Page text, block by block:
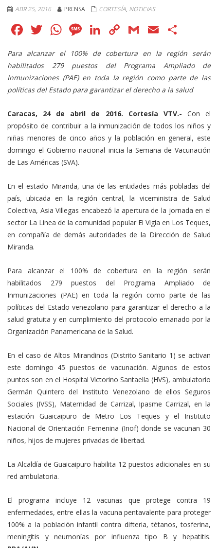
ABR 25, 2016 PRENSA CORTESÍA, NOTICIAS
Facebook
Twitter
WhatsApp
Message
LinkedIn
CopyGmailEmail
Para alcanzar el 100% de cobertura en la región serán
habilitados 279 puestos del Programa Ampliado de
Inmunizaciones (PAE) en toda la región como parte de las
políticas del Estado para garantizar el derecho a la salud
Caracas, 24 de abril de 2016. Cortesía VTV.- Con el
propósito de contribuir a la inmunización de todos los niños y
niñas menores de cinco años y la población en general, este
domingo el Gobierno nacional inicia la Semana de Vacunación
de Las Américas (SVA).
En el estado Miranda, una de las entidades más pobladas del
país, ubicada en la región central, la viceministra de Salud
Colectiva, Asia Villegas encabezó la apertura de la jornada en el
sector La Línea de la comunidad popular El Vigía en Los Teques,
en compañía de demás autoridades de la Dirección de Salud
Miranda.
Para alcanzar el 100% de cobertura en la región serán
habilitados 279 puestos del Programa Ampliado de
Inmunizaciones (PAE) en toda la región como parte de las
políticas del Estado venezolano para garantizar el derecho a la
salud gratuita y en cumplimiento del protocolo emanado por la
Organización Panamericana de la Salud.
En el caso de Altos Mirandinos (Distrito Sanitario 1) se activan
este domingo 45 puestos de vacunación. Algunos de estos
puntos son en el Hospital Victorino Santaella (HVS), ambulatorio
Germán Quintero del Instituto Venezolano de ellos Seguros
Sociales (IVSS), Maternidad de Carrizal, Ipasme Carrizal, en la
estación Guaicaipuro de Metro Los Teques y el Instituto
Nacional de Orientación Femenina (Inof) donde se vacunan 30
niños, hijos de mujeres privadas de libertad.
La Alcaldía de Guaicaipuro habilita 12 puestos adicionales en su
red ambulatoria.
El programa incluye 12 vacunas que protege contra 19
enfermedades, entre ellas la vacuna pentavalente para proteger
100% a la población infantil contra difteria, tétanos, tosferina,
meningitis y neumonías por influenza tipo B y hepatitis.